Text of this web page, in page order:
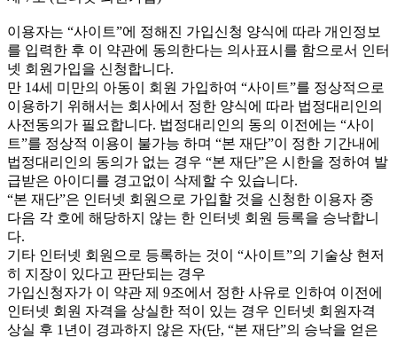
이용자는 “사이트”에 정해진 가입신청 양식에 따라 개인정보
를 입력한 후 이 약관에 동의한다는 의사표시를 함으로서 인터
넷 회원가입을 신청합니다.
만 14세 미만의 아동이 회원 가입하여 “사이트”를 정상적으로
이용하기 위해서는 회사에서 정한 양식에 따라 법정대리인의
사전동의가 필요합니다. 법정대리인의 동의 이전에는 “사이
트”를 정상적 이용이 불가능 하며 “본 재단”이 정한 기간내에
법정대리인의 동의가 없는 경우 “본 재단”은 시한을 정하여 발
급받은 아이디를 경고없이 삭제할 수 있습니다.
“본 재단”은 인터넷 회원으로 가입할 것을 신청한 이용자 중
다음 각 호에 해당하지 않는 한 인터넷 회원 등록을 승낙합니
다.
기타 인터넷 회원으로 등록하는 것이 “사이트”의 기술상 현저
히 지장이 있다고 판단되는 경우
가입신청자가 이 약관 제 9조에서 정한 사유로 인하여 이전에
인터넷 회원 자격을 상실한 적이 있는 경우 인터넷 회원자격
상실 후 1년이 경과하지 않은 자(단, “본 재단”의 승낙을 얻은